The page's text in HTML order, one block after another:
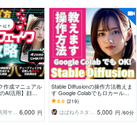
作成マニュアル
AI活用】顔出
ンフルエンサ
なる◆生成AI活用サポート 6,000 円
Stable Diffusionの操作方法教えま
す Google Colabでもロカール環
境でもOKです！
5.0 (219)
はばねろスタジオ 5,000 円 /60分